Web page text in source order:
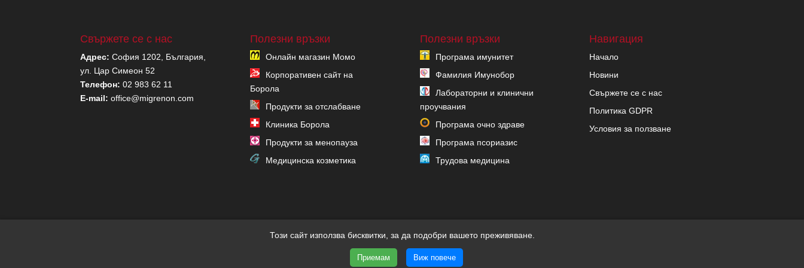
Свържете се с нас
Адрес: София 1202, България,
ул. Цар Симеон 52
Телефон: 02 983 62 11
E-mail: office@migrenon.com
Полезни връзки
Онлайн магазин Момо
Корпоративен сайт на
Борола
Продукти за отслабване
Клиника Борола
Продукти за менопауза
Медицинска козметика
Полезни връзки
Програма имунитет
Фамилия Имунобор
Лабораторни и клинични
проучвания
Програма очно здраве
Програма псориазис
Трудова медицина
Навигация
Начало
Новини
Свържете се с нас
Политика GDPR
Условия за ползване
Copyright migrenon.com | Всички права запазени | Уеб дизайн и SEO от Трибест
Този сайт използва бисквитки, за да подобри вашето преживяване.
Приемам Виж повече